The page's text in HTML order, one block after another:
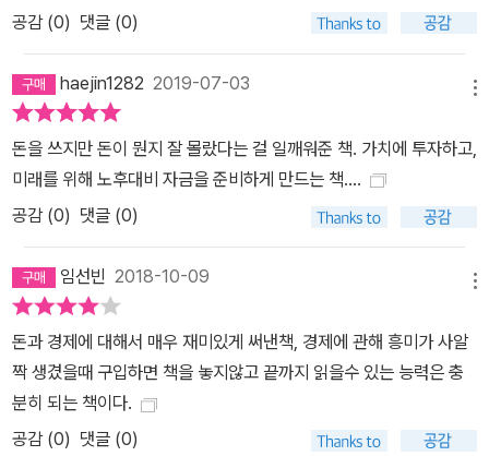
공감 (0) 댓글 (0)
haejin1282 2019-07-03
돈을 쓰지만 돈이 뭔지 잘 몰랐다는 걸 일깨워준 책. 가치에 투자하고,
미래를 위해 노후대비 자금을 준비하게 만드는 책....
공감 (0) 댓글 (0)
임선빈 2018-10-09
돈과 경제에 대해서 매우 재미있게 써낸책, 경제에 관해 흥미가 사알
짝 생겼을때 구입하면 책을 놓지않고 끝까지 읽을수 있는 능력은 충
분히 되는 책이다.
공감 (0) 댓글 (0)